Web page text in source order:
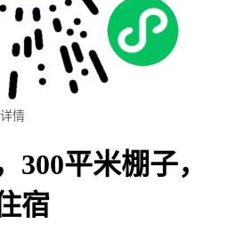
情
300平米棚子，
宿